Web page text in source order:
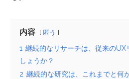
内容 匿う
1 継続的なリサーチは、従来の
しょうか？
2 継続的な研究は、これまでと何